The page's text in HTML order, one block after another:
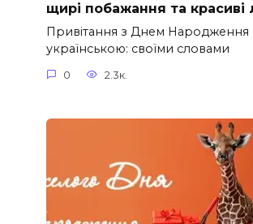
щирі побажання та красиві
Привітання з Днем Народження
українською: своїми словами
0 2.3к.